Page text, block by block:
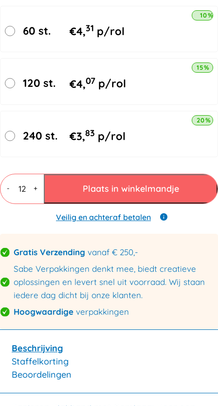
60 st. €4,31 p/rol
10%
120 st. €4,07 p/rol
15%
240 st. €3,83 p/rol
20%
-
K60
Papieren
plakband
60mmx200mtr
+ Plaats in winkelmandje
Veilig en achteraf betalen
Gratis Verzending vanaf € 250,-
Sabe Verpakkingen denkt mee, biedt creatieve
oplossingen en levert snel uit voorraad. Wij staan
iedere dag dicht bij onze klanten.
Hoogwaardige verpakkingen
Beschrijving
Staffelkorting
Beoordelingen